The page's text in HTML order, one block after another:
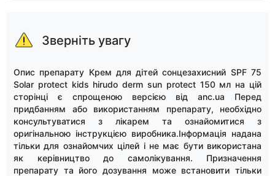
Зверніть увагу
Опис препарату Крем для дітей сонцезахисний SPF 75
Solar protect kids hirudo derm sun protect 150 мл на цій
сторінці є спрощеною версією від anc.ua Перед
придбанням або використанням препарату, необхідно
консультуватися з лікарем та ознайомитися з
оригінальною інструкцією виробника.Інформація надана
тільки для ознайомчих цілей і не має бути використана
як керівництво до самолікування. Призначення
препарату та його дозування може встановити тільки